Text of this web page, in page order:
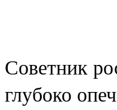
Советник
глубоко